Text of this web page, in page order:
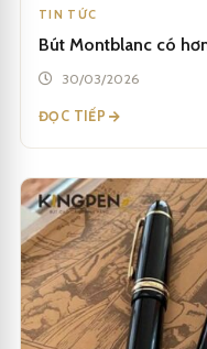
TIN TỨC
Bút Montblanc có
30/03/2026
ĐỌC TIẾP